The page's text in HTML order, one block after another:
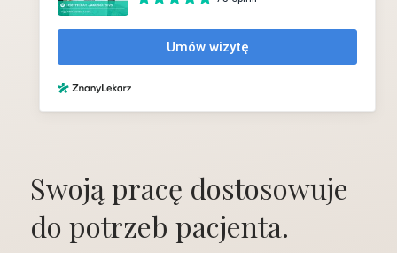
Swoją pracę dostosowuje
do potrzeb pacjenta.